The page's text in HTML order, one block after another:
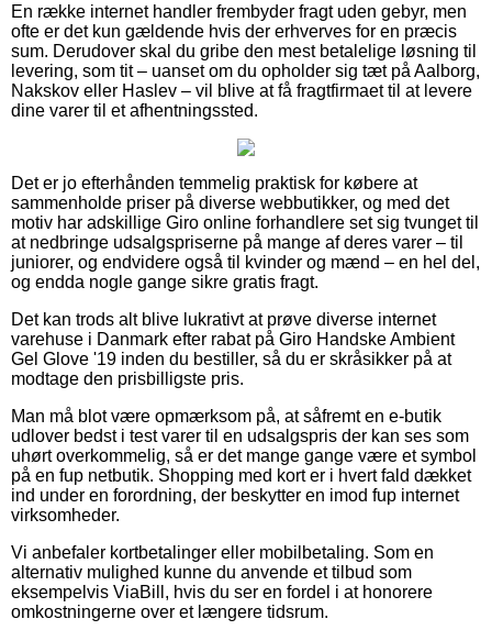
En række internet handler frembyder fragt uden gebyr, men
ofte er det kun gældende hvis der erhverves for en præcis
sum. Derudover skal du gribe den mest betalelige løsning til
levering, som tit – uanset om du opholder sig tæt på Aalborg,
Nakskov eller Haslev – vil blive at få fragtfirmaet til at levere
dine varer til et afhentningssted.
Det er jo efterhånden temmelig praktisk for købere at
sammenholde priser på diverse webbutikker, og med det
motiv har adskillige Giro online forhandlere set sig tvunget til
at nedbringe udsalgspriserne på mange af deres varer – til
juniorer, og endvidere også til kvinder og mænd – en hel del,
og endda nogle gange sikre gratis fragt.
Det kan trods alt blive lukrativt at prøve diverse internet
varehuse i Danmark efter rabat på Giro Handske Ambient
Gel Glove '19 inden du bestiller, så du er skråsikker på at
modtage den prisbilligste pris.
Man må blot være opmærksom på, at såfremt en e-butik
udlover bedst i test varer til en udsalgspris der kan ses som
uhørt overkommelig, så er det mange gange være et symbol
på en fup netbutik. Shopping med kort er i hvert fald dækket
ind under en forordning, der beskytter en imod fup internet
virksomheder.
Vi anbefaler kortbetalinger eller mobilbetaling. Som en
alternativ mulighed kunne du anvende et tilbud som
eksempelvis ViaBill, hvis du ser en fordel i at honorere
omkostningerne over et længere tidsrum.